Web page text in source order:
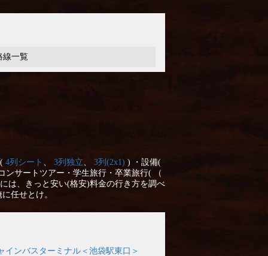
線一覧
4列シート 、 3列独立、 3列(2x1) ) ・設備(
サートツアー・学生旅行・卒業旅行( （
は、きっと安い(格安)料金の行き方を調べ
任せとけ。
インバスターミナル＜池袋駅東口＞